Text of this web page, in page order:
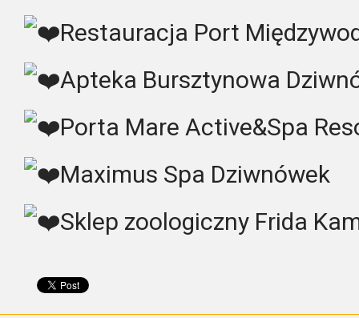
Restauracja Port
Apteka Bursztynowa
Porta Mare Active&Spa
Maximus Spa Dziwnówek
Sklep zoologiczny Frida